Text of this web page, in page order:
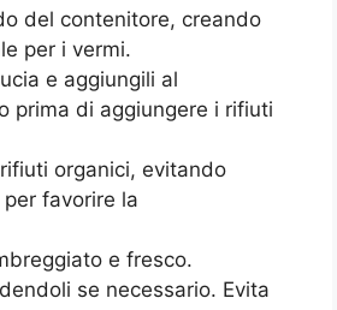
del contenitore, creando
per i vermi.
e aggiungili al
prima di aggiungere i rifiuti
organici, evitando
favorire la
e fresco.
se necessario. Evita